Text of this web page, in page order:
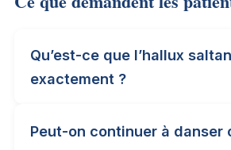
Qu’est-ce que l’hallux
exactement ?
Peut-on continuer à danser